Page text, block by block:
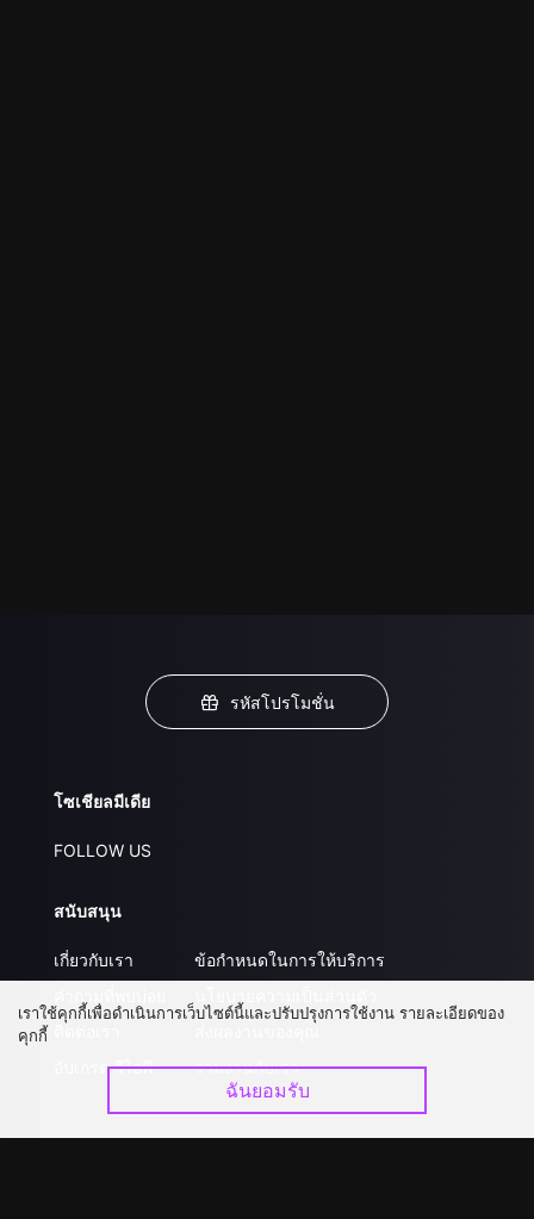
รหัสโปรโมชั่น
โซเชียลมีเดีย
FOLLOW US
สนับสนุน
เกี่ยวกับเรา
อัปเกรด วีไอพี
ข้อกำหนดในการให้บริการ
ร่วมงานกับเรา
เราใช้คุกกี้เพื่อดำเนินการเว็บไซต์นี้และปรับปรุงการใช้งาน รายละเอียดของ
คุกกี้
ฉันยอมรับ